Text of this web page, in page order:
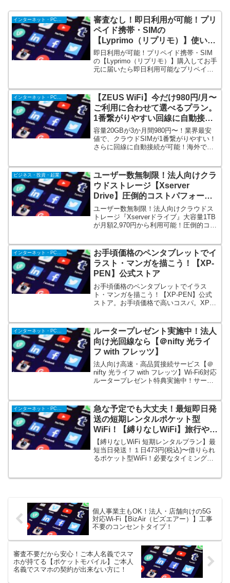
審査なし！即日利用が可能！プリ
ペイド携帯・SIMの
【Lyprimo（リプリモ）】使いた
い期間ずーっと使える！
即日利用が可能！プリペイド携帯・SIM
の【Lyprimo（リプリモ）】購入してお手
元に届いたら即日利用可能なプリペイド
ません。端末をご用意していただき「sim
のみ」での契約も可能です。
【ZEUS WiFi】今だけ980円/月〜
ご利用に合わせて選べるプラン。
1番繋がりやすい回線に自動接
続！
容量20GBが3か月間980円〜！業界最安
値で、クラウドSIMが1番繋がりやすい！
さらに回線に自動接続が可能！海外でも
けします！スマホのデータ使用量を抑え
たい方は是非！
ビジネス・投資・起業
ユーザー数無制限！法人向けクラ
ウドストレージ【Xserver
Drive】圧倒的コストパフォーマ
ンス
ユーザー数無制限！法人向けクラウドス
トレージ『Xserverドライブ』大容量1TB
が月額2,970円から利用可能！圧倒的コス
額制。テレワークにも最適！各種ビジネ
ス向け機能に加え、セキュリティも万
全！
インターネット・PC・携帯
お手頃価格のペンタブレットでイ
ラスト・マンガを描こう！【XP-
PEN】公式ストア
お手頃価格のペンタブレットでイラス
ト・マンガを描こう！【XP-PEN】公式
ストア。お手頃価格で高いコスパ。XP-
お絵かきに必要なペイントソフトをプレ
ゼント。迅速発送対応・注文後2-5日で届
きます。
ルータープレゼント実施中！法人
向け光回線なら【＠nifty 光ライ
フ with フレッツ】
法人向け高速・高品質接続サービス【＠
nifty 光ライフ with フレッツ】Wi-Fi6対応
ルータープレゼント特典実施中！サービ
帯の影響も少なく快適。ビデオ通話や大
容量のデータ通信を行うビジネスシーン
にも最適です。
インターネット・PC・携帯
急な予定でも大丈夫！最短即日発
送の短期レンタルポケット型
WiFi！【縛りなしWiFi】旅行や出
張で利用できる！
【縛りなしWiFi 短期レンタルプラン】最
短当日発送！１日473円(税込)〜借りられ
るポケット型WiFi！必要なタイミングで
個人事業主もOK！法人・店舗向けの5G
対応Wi-Fi【BizAir（ビズエアー）】工事
不要のコンセントタイプ！
審査不要だから安心！ご本人名義でスマ
ホが持てる【ポケットモバイル】ご本人
名義でスマホの契約が出来ない方に！